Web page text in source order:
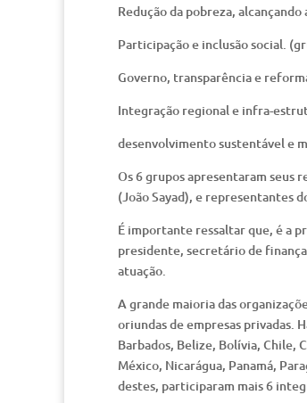
Redução da pobreza,
Participação e inclusão social.
Governo, transparência e
Integração regional e infra-
desenvolvimento sustentável e
Os 6 grupos apresentaram seus
(João Sayad), e representantes
É importante ressaltar que, é a
presidente, secretário de
atuação.
A grande maioria das
oriundas de empresas privadas.
Barbados, Belize, Bolívia, Chile,
México, Nicarágua, Panamá,
destes, participaram mais 6